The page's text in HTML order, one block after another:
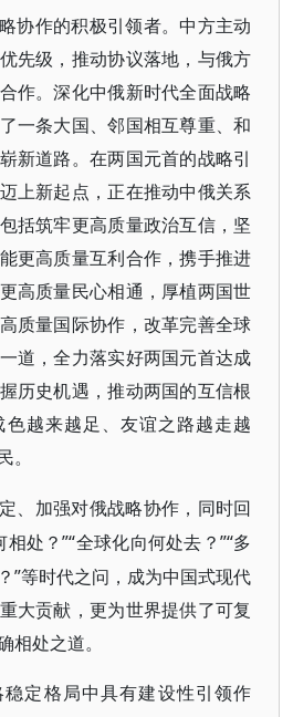
协作的积极引领者。中方主动
先级，推动协议落地，与俄方
作。深化中俄新时代全面战略
一条大国、邻国相互尊重、和
新道路。在两国元首的战略引
上新起点，正在推动中俄关系
括筑牢更高质量政治互信，坚
更高质量互利合作，携手推进
高质量民心相通，厚植两国世
质量国际协作，改革完善全球
道，全力落实好两国元首达成
历史机遇，推动两国的互信根
越来越足、友谊之路越走越
。
、加强对俄战略协作，同时回
处？”“全球化向何处去？”“多
”等时代之问，成为中国式现代
大贡献，更为世界提供了可复
相处之道。
定格局中具有建设性引领作